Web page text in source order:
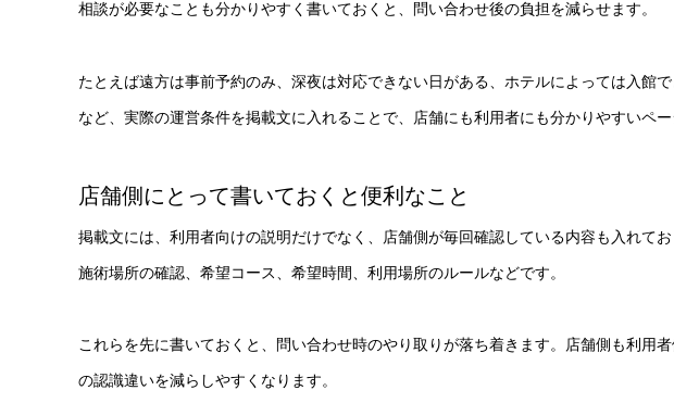
相談が必要なことも分かりやすく書いておくと、問い合わせ後の負担を減らせます。
たとえば遠方は事前予約のみ、深夜は対応できない日がある、ホテルによっては入館
など、実際の運営条件を掲載文に入れることで、店舗にも利用者にも分かりやすいペー
店舗側にとって書いておくと便利なこと
掲載文には、利用者向けの説明だけでなく、店舗側が毎回確認している内容も入れて
施術場所の確認、希望コース、希望時間、利用場所のルールなどです。
これらを先に書いておくと、問い合わせ時のやり取りが落ち着きます。店舗側も利用
の認識違いを減らしやすくなります。